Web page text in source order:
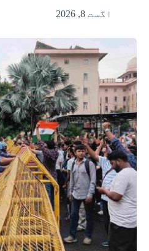
اگست 8, 2026